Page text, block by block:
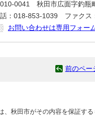
0041 秋田市広面字釣瓶
：018-853-1039 ファクス
お問い合わせは専用フォー
前のペー
秋田市がその内容を保証する